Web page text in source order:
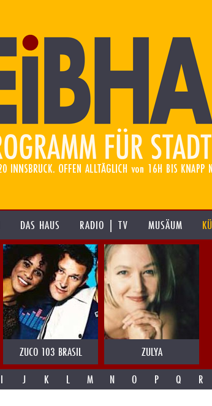
DAS HAUS RADIO | TV MUSÄUM
ZUCO 103 BRASIL
ZULYA
I J K L M N O P Q R